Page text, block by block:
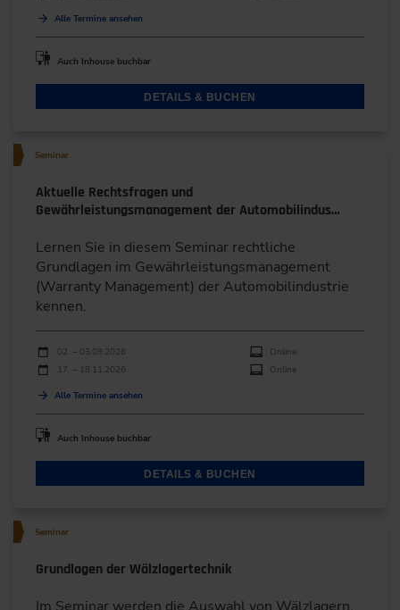
Alle Termine ansehen
Auch Inhouse buchbar
DETAILS & BUCHEN
Seminar
Aktuelle Rechtsfragen und
Gewährleistungsmanagement der Automobilindus…
Lernen Sie in diesem Seminar rechtliche
Grundlagen im Gewährleistungsmanagement
(Warranty Management) der Automobilindustrie
kennen.
Durchführungen
Veranstaltungsdatum
02. – 03.09.2026
Online
17. – 18.11.2026
Online
Alle Termine ansehen
Auch Inhouse buchbar
DETAILS & BUCHEN
Seminar
Grundlagen der Wälzlagertechnik